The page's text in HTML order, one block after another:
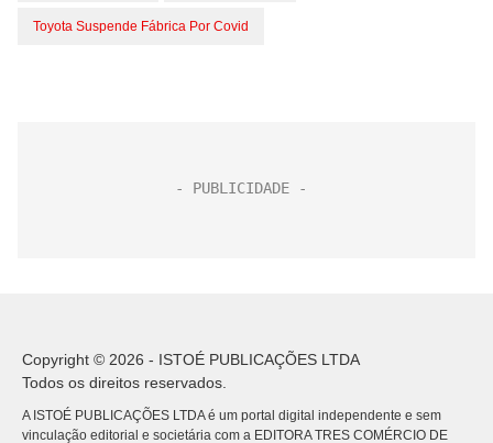
Toyota Suspende Fábrica Por Covid
Copyright © 2026 - ISTOÉ PUBLICAÇÕES LTDA
Todos os direitos reservados.
A ISTOÉ PUBLICAÇÕES LTDA é um portal digital independente e sem
vinculação editorial e societária com a EDITORA TRES COMÉRCIO DE